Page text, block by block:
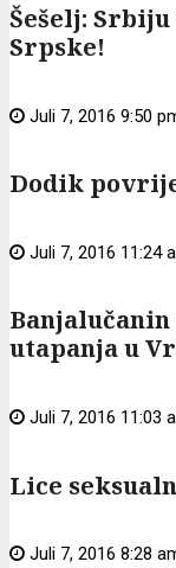
Šešelj:
Srpske!
Juli 7, 2016 9:50
Dodik
Juli 7, 2016 11:24
utapanja u
Juli 7, 2016 11:03
Lice
Juli 7, 2016 8:28